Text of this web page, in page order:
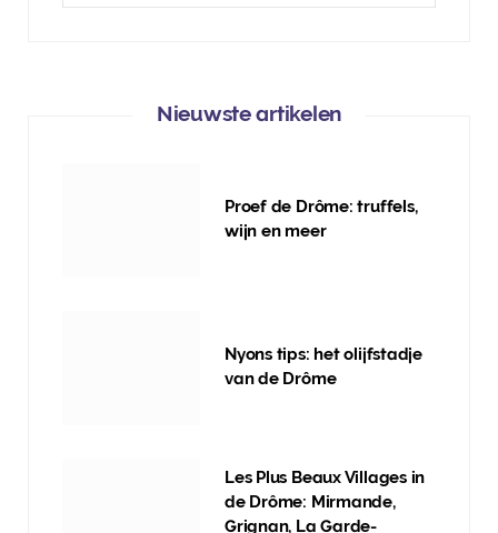
Nieuwste artikelen
Proef de Drôme: truffels,
wijn en meer
Nyons tips: het olijfstadje
van de Drôme
Les Plus Beaux Villages in
de Drôme: Mirmande,
Grignan, La Garde-